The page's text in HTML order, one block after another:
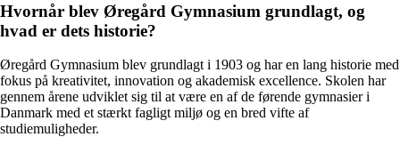
Hvornår blev Øregård Gymnasium grundlagt, og
hvad er dets historie?
Øregård Gymnasium blev grundlagt i 1903 og har en lang historie med
fokus på kreativitet, innovation og akademisk excellence. Skolen har
gennem årene udviklet sig til at være en af de førende gymnasier i
Danmark med et stærkt fagligt miljø og en bred vifte af
studiemuligheder.